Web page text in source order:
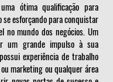
ótima qualificação para
se esforçando para conquistar
no mundo dos negócios. Um
um grande impulso à sua
experiência de trabalho
marketing ou qualquer área